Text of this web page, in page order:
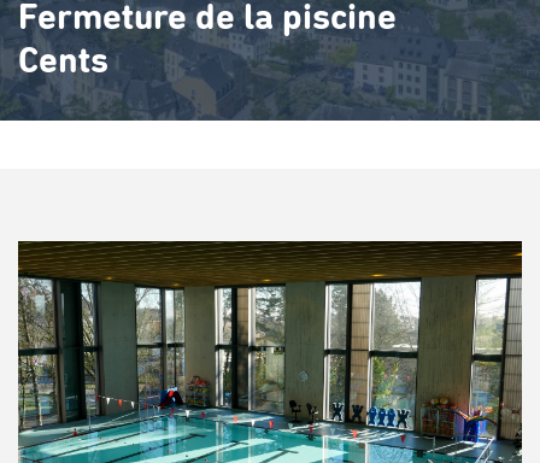
Fermeture de la piscine
Cents